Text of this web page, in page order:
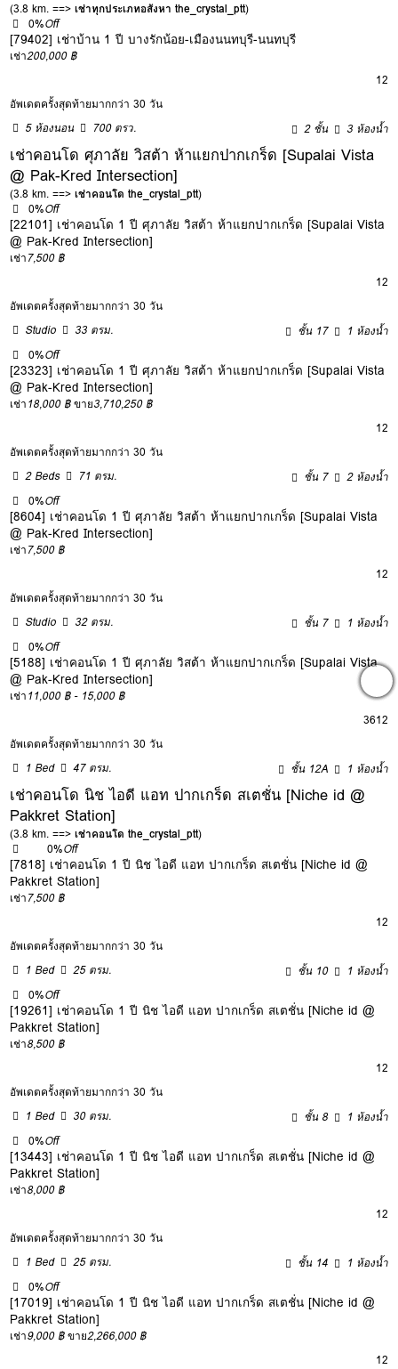
(3.8 km. ==>เช่าทุกประเภทอสังหา the_crystal_ptt)
0%Off
[79402] เช่าบ้าน 1 ปี บางรักน้อย-เมืองนนทบุรี-นนทบุรี
เช่า200,000 ฿
12
อัพเดตครั้งสุดท้ายมากกว่า 30 วัน
5 ห้องนอน
700 ตรว. 2 ชั้น 3 ห้องน้ำ
เช่าคอนโด ศุภาลัย วิสต้า ห้าแยกปากเกร็ด [Supalai Vista
@ Pak-Kred Intersection]
(3.8 km. ==>เช่าคอนโด the_crystal_ptt)
0%Off
[22101] เช่าคอนโด 1 ปี ศุภาลัย วิสต้า ห้าแยกปากเกร็ด [Supalai Vista
@ Pak-Kred Intersection]
เช่า7,500 ฿
12
อัพเดตครั้งสุดท้ายมากกว่า 30 วัน
Studio
33 ตรม. ชั้น 17
1 ห้องน้ำ
0%Off
[23323] เช่าคอนโด 1 ปี ศุภาลัย วิสต้า ห้าแยกปากเกร็ด [Supalai Vista
@ Pak-Kred Intersection]
เช่า18,000 ฿ ขาย3,710,250 ฿
12
อัพเดตครั้งสุดท้ายมากกว่า 30 วัน
2 Beds
71 ตรม. ชั้น 7
2 ห้องน้ำ
0%Off
[8604] เช่าคอนโด 1 ปี ศุภาลัย วิสต้า ห้าแยกปากเกร็ด [Supalai Vista
@ Pak-Kred Intersection]
เช่า7,500 ฿
12
อัพเดตครั้งสุดท้ายมากกว่า 30 วัน
Studio
32 ตรม. ชั้น 7
1 ห้องน้ำ
0%Off
[5188] เช่าคอนโด 1 ปี ศุภาลัย วิสต้า ห้าแยกปากเกร็ด [Supalai Vista
@ Pak-Kred Intersection]
เช่า11,000 ฿ - 15,000 ฿
3612
อัพเดตครั้งสุดท้ายมากกว่า 30 วัน
1 Bed
47 ตรม. ชั้น 12A 1 ห้องน้ำ
เช่าคอนโด นิช ไอดี แอท ปากเกร็ด สเตชั่น [Niche id @
Pakkret Station]
(3.8 km. ==>เช่าคอนโด the_crystal_ptt)
0%Off
[7818] เช่าคอนโด 1 ปี นิช ไอดี แอท ปากเกร็ด สเตชั่น [Niche id @
Pakkret Station]
เช่า7,500 ฿
12
อัพเดตครั้งสุดท้ายมากกว่า 30 วัน
1 Bed
25 ตรม. ชั้น 10
1 ห้องน้ำ
0%Off
[19261] เช่าคอนโด 1 ปี นิช ไอดี แอท ปากเกร็ด สเตชั่น [Niche id @
Pakkret Station]
เช่า8,500 ฿
12
อัพเดตครั้งสุดท้ายมากกว่า 30 วัน
1 Bed
30 ตรม. ชั้น 8
1 ห้องน้ำ
0%Off
[13443] เช่าคอนโด 1 ปี นิช ไอดี แอท ปากเกร็ด สเตชั่น [Niche id @
Pakkret Station]
เช่า8,000 ฿
12
อัพเดตครั้งสุดท้ายมากกว่า 30 วัน
1 Bed
25 ตรม. ชั้น 14
1 ห้องน้ำ
0%Off
[17019] เช่าคอนโด 1 ปี นิช ไอดี แอท ปากเกร็ด สเตชั่น [Niche id @
Pakkret Station]
เช่า9,000 ฿ ขาย2,266,000 ฿
12